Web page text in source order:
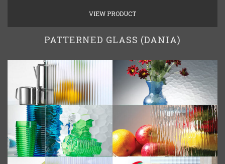
VIEW PRODUCT
PATTERNED GLASS (DANIA)